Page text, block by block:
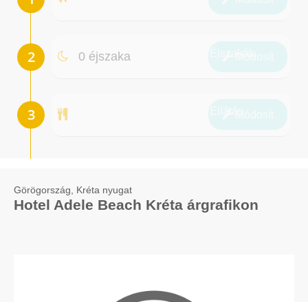
0 éjszaka
Görögország, Kréta nyugat
Hotel Adele Beach Kréta árgrafikon